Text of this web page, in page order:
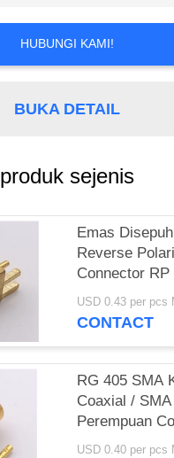
HUBUNGI KAMI!
BUKA DETAIL
produk sejenis
Emas Disepuh
Reverse
Connector RP
Konektor Plug
Untuk Tebal
CONTACT
RG 405 SMA
Coaxial / SMA
Perempuan
Socket Pin